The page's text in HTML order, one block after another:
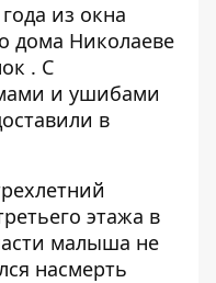
из окна
дома Николаеве
. С
и ушибами
в
этажа в
малыша не
насмерть